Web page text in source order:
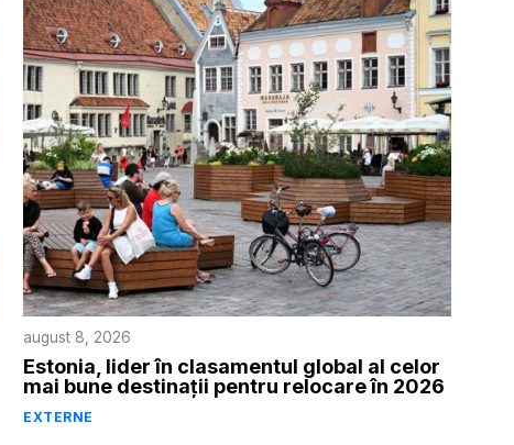
august 8, 2026
Estonia, lider în clasamentul global al celor
mai bune destinații pentru relocare în 2026
EXTERNE